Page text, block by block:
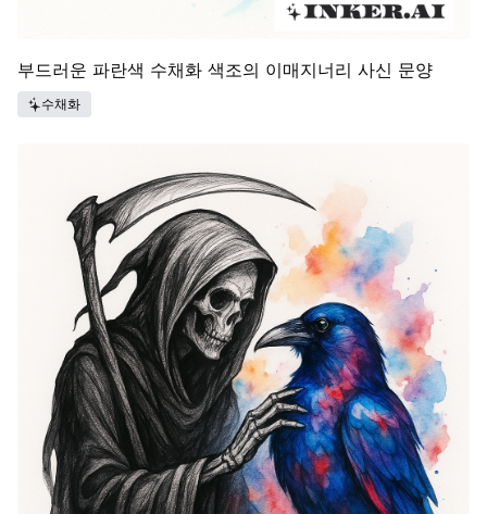
부드러운 파란색 수채화 색조의 이매지너리 사신 문양
수채화